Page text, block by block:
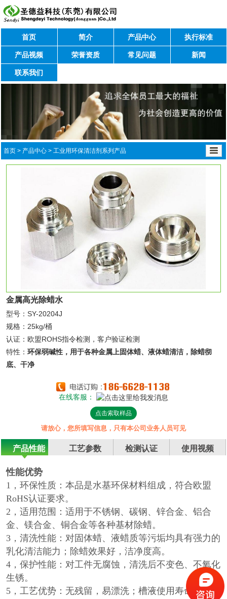
首页 简介 产品中心 执行标准
产品视频 荣誉资质 常见问题 新闻
联系我们
首页 > 产品中心 > 工业用环保清洁剂系列产品
金属高光除蜡水
型号：SY-20204J
规格：25kg/桶
认证：欧盟ROHS指令检测，客户验证检测
特性： 环保弱碱性，用于各种金属上固体蜡、液体蜡清洁，除蜡彻
底、干净
在线客服：
点击索取样品
请放心，您所填写信息，只有本公司业务人员可见
产品性能 工艺参数 检测认证 使用视频
性能优势
1，环保性质：本品是水基环保材料组成，符合欧盟
RoHS认证要求。
2，适用范围：适用于不锈钢、碳钢、锌合金、铝合
金、镁合金、铜合金等各种基材除蜡。
3，清洗性能：对固体蜡、液蜡质等污垢均具有强力的
乳化清洁能力；除蜡效果好，洁净度高。
4，保护性能：对工件无腐蚀，清洗后不变色、不氧化
生锈。
5，工艺优势：无残留，易漂洗；槽液使用寿命长，易